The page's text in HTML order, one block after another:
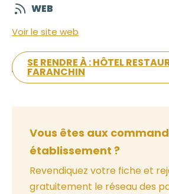
WEB
Voir le site web
SE RENDRE À : HÔTEL
FARANCHIN
Vous êtes aux
établissement ?
Revendiquez votre fiche et
gratuitement le réseau des